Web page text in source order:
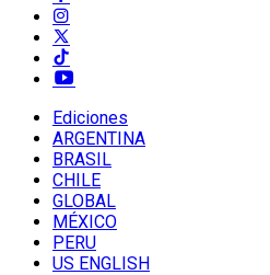
Ediciones
ARGENTINA
BRASIL
CHILE
GLOBAL
MÉXICO
PERU
US ENGLISH